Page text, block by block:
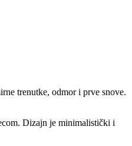
trenutke, odmor i prve snove.
Dizajn je minimalistički i